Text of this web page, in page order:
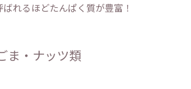
れるほどたんぱく質が豊富！
ま・ナッツ類